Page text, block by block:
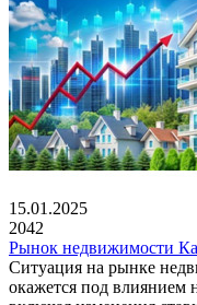
15.01.2025
2042
Рынок недвижимости
Ситуация на рынке
окажется под влиянием